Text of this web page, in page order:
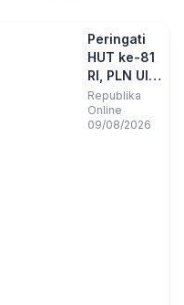
Peringati
HUT ke-81
RI, PLN UID
Yogyakarta
Antarkan
Dua
Republika
Online
09/08/2026